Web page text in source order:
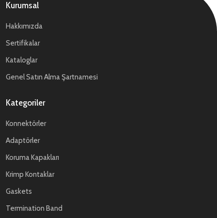
Kurumsal
Hakkımızda
Sertifikalar
Kataloglar
Genel Satın Alma Şartnamesi
Kategoriler
Konnektörler
Adaptörler
Koruma Kapakları
Krimp Kontaklar
Gaskets
Termination Band